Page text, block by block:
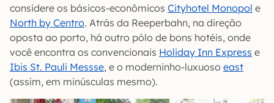
considere os básicos-econômicos Cityhotel Monopol e
North by Centro. Atrás da Reeperbahn, na direção
oposta ao porto, há outro pólo de bons hotéis, onde
você encontra os convencionais Holiday Inn Express e
Ibis St. Pauli Messse, e o moderninho-luxuoso east
(assim, em minúsculas mesmo).